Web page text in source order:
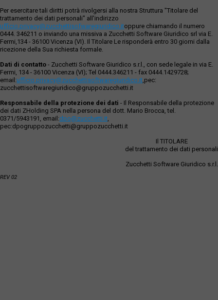
Per esercitare tali diritti potrà rivolgersi alla nostra Struttura "Titolare del
trattamento dei dati personali" all'indirizzo
ufficio.privacy@zucchettisofwaregiuridico.itoppure chiamando il numero
0444. 346211 o inviando una missiva a Zucchetti Software Giuridico srl via E.
Fermi,134 - 36100 Vicenza (VI). Il Titolare Le risponderà entro 30 giorni dalla
ricezione della Sua richiesta formale.
Dati di contatto - Zucchetti Software Giuridico s.r.l., con sede legale in via E.
Fermi, 134 - 36100 Vicenza (VI); Tel 0444.346211 - fax 0444.1429728;
email:ufficio.privacy@zucchettisoftwaregiuridico.it,pec:
zucchettisoftwaregiuridico@gruppozucchetti.it
Responsabile della protezione dei dati - Il Responsabile della protezione
dei dati ZHolding SPA nella persona del dott. Mario Brocca, tel.
0371/5943191, email:dpo@zucchetti.it,
pec:dpogruppozucchetti@gruppozucchetti.it
Il TITOLARE
del trattamento dei dati personali
Zucchetti Software Giuridico s.r.l.
REV 02